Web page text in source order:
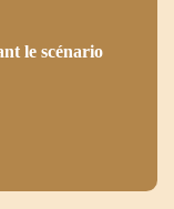
le scénario